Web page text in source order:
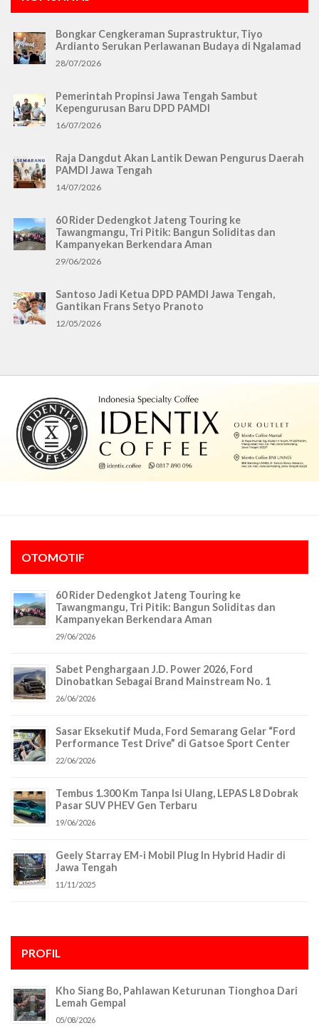
Bongkar Cengkeraman Suprastruktur, Tiyo
Ardianto Serukan Perlawanan Budaya di Ngalamad
28/07/2026
Pemerintah Propinsi Jawa Tengah Sambut
Kepengurusan Baru DPD PAMDI
16/07/2026
Raja Dangdut Akan Lantik Dewan Pengurus Daerah
PAMDI Jawa Tengah
14/07/2026
60 Rider Dedengkot Jateng Touring ke
Tawangmangu, Tri Pitik: Bangun Soliditas dan
Kampanyekan Berkendara Aman
29/06/2026
Santoso Jadi Ketua DPD PAMDI Jawa Tengah,
Gantikan Frans Setyo Pranoto
12/05/2026
OTOMOTIF
60 Rider Dedengkot Jateng Touring ke
Tawangmangu, Tri Pitik: Bangun Soliditas dan
Kampanyekan Berkendara Aman
29/06/2026
Sabet Penghargaan J.D. Power 2026, Ford
Dinobatkan Sebagai Brand Mainstream No. 1
26/06/2026
Sasar Eksekutif Muda, Ford Semarang Gelar “Ford
Performance Test Drive” di Gatsoe Sport Center
22/06/2026
Tembus 1.300 Km Tanpa Isi Ulang, LEPAS L8 Dobrak
Pasar SUV PHEV Gen Terbaru
19/06/2026
Geely Starray EM-i Mobil Plug In Hybrid Hadir di
Jawa Tengah
11/11/2025
PROFIL
Kho Siang Bo, Pahlawan Keturunan Tionghoa Dari
Lemah Gempal
05/08/2026